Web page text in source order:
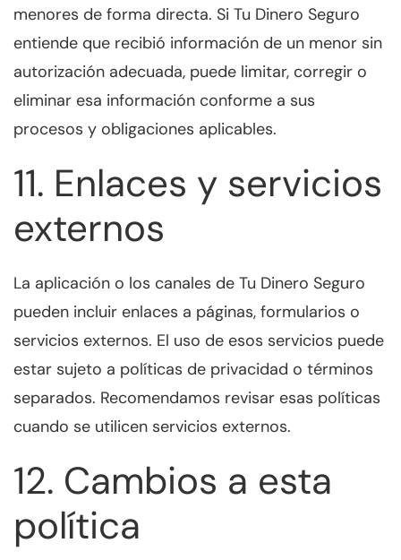
menores de forma directa. Si Tu Dinero Seguro
entiende que recibió información de un menor sin
autorización adecuada, puede limitar, corregir o
eliminar esa información conforme a sus
procesos y obligaciones aplicables.
11. Enlaces y servicios
externos
La aplicación o los canales de Tu Dinero Seguro
pueden incluir enlaces a páginas, formularios o
servicios externos. El uso de esos servicios puede
estar sujeto a políticas de privacidad o términos
separados. Recomendamos revisar esas políticas
cuando se utilicen servicios externos.
12. Cambios a esta
política